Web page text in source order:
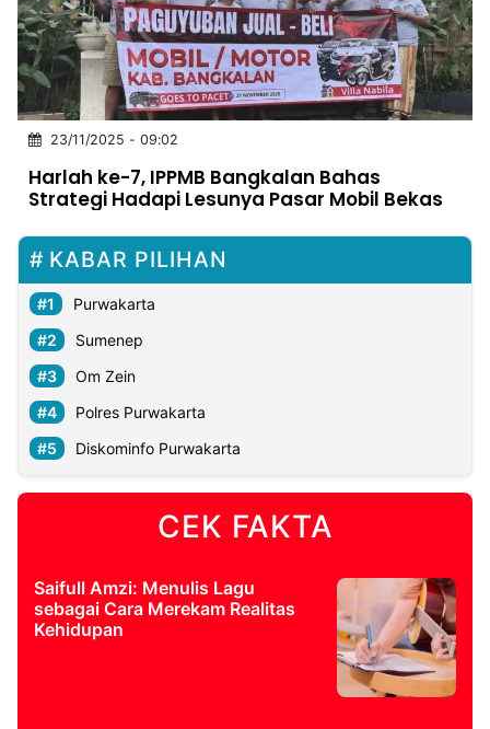
INDONESIA
Partner
NTB
Time
IDN
Jogja
Rakyat
News
Notice
Baru
Follow
Kabarbaru
2026
23/11/2025 - 09:02
Harlah ke-7, IPPMB Bangkalan Bahas
Strategi Hadapi Lesunya Pasar Mobil Bekas
KABAR PILIHAN
Purwakarta
Sumenep
Om Zein
Polres Purwakarta
Diskominfo Purwakarta
CEK FAKTA
Saifull Amzi: Menulis Lagu
sebagai Cara Merekam Realitas
Kehidupan